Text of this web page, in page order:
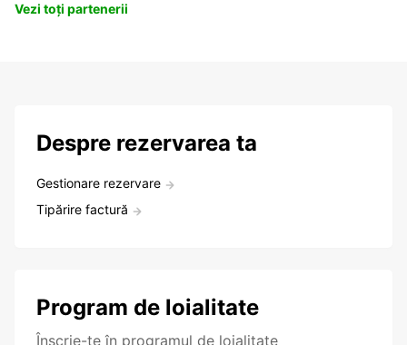
Vezi toți partenerii
Despre rezervarea ta
Gestionare rezervare
Tipărire factură
Program de loialitate
Înscrie-te în programul de loialitate